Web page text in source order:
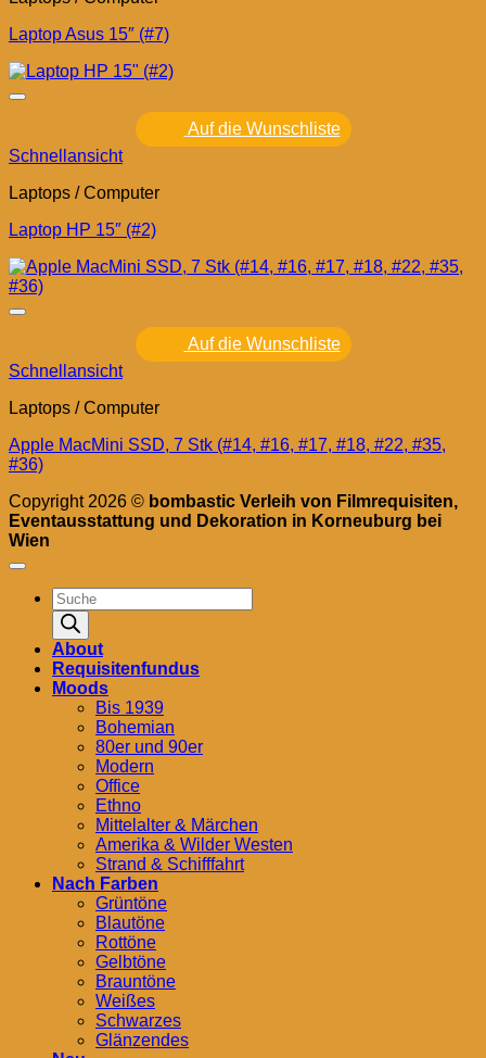
Laptop Asus 15″ (#7)
Auf die Wunschliste
Schnellansicht
Laptops / Computer
Laptop HP 15″ (#2)
Auf die Wunschliste
Schnellansicht
Laptops / Computer
Apple MacMini SSD, 7 Stk (#14, #16, #17, #18, #22, #35,
#36)
Copyright 2026 © bombastic Verleih von Filmrequisiten,
Eventausstattung und Dekoration in Korneuburg bei
Wien
Products
search
About
Requisitenfundus
Moods
Bis 1939
Bohemian
80er und 90er
Modern
Office
Ethno
Mittelalter & Märchen
Amerika & Wilder Westen
Strand & Schifffahrt
Nach Farben
Grüntöne
Blautöne
Rottöne
Gelbtöne
Brauntöne
Weißes
Schwarzes
Glänzendes